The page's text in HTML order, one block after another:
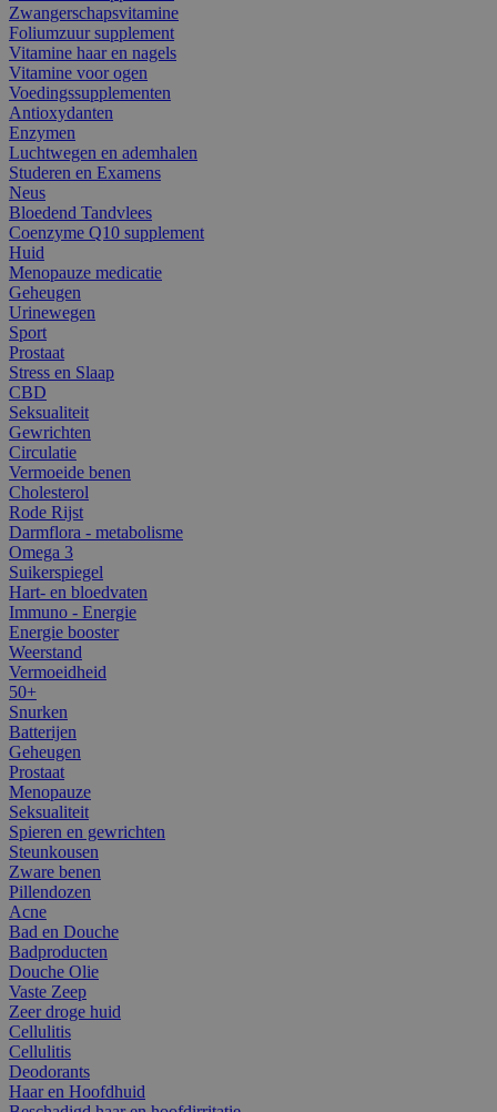
Zwangerschapsvitamine
Foliumzuur supplement
Vitamine haar en nagels
Vitamine voor ogen
Voedingssupplementen
Antioxydanten
Enzymen
Luchtwegen en ademhalen
Studeren en Examens
Neus
Bloedend Tandvlees
Coenzyme Q10 supplement
Huid
Menopauze medicatie
Geheugen
Urinewegen
Sport
Prostaat
Stress en Slaap
CBD
Seksualiteit
Gewrichten
Circulatie
Vermoeide benen
Cholesterol
Rode Rijst
Darmflora - metabolisme
Omega 3
Suikerspiegel
Hart- en bloedvaten
Immuno - Energie
Energie booster
Weerstand
Vermoeidheid
50+
Snurken
Batterijen
Geheugen
Prostaat
Menopauze
Seksualiteit
Spieren en gewrichten
Steunkousen
Zware benen
Pillendozen
Acne
Bad en Douche
Badproducten
Douche Olie
Vaste Zeep
Zeer droge huid
Cellulitis
Cellulitis
Deodorants
Haar en Hoofdhuid